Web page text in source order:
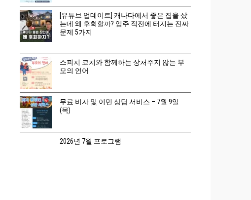
[유튜브 업데이트] 캐나다에서 좋은 집을 샀
는데 왜 후회할까? 입주 직전에 터지는 진짜
문제 5가지
스피치 코치와 함께하는 상처주지 않는 부
모의 언어
무료 비자 및 이민 상담 서비스 – 7월 9일
(목)
2026년 7월 프로그램